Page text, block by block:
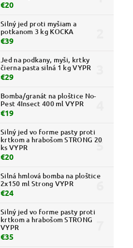
€20
Silný jed proti myšiam a
potkanom 3 kg KOCKA
€39
Jed na podkany, myši, krtky
čierna pasta silná 1 kg VYPR
€29
Bomba/granát na ploštice No-
Pest 4Insect 400 ml VYPR
€19
Silný jed vo forme pasty proti
krtkom a hrabošom STRONG 20
ks VYPR
€20
Silná hmlová bomba na ploštice
2x150 ml Strong VYPR
€24
Silný jed vo forme pasty proti
krtkom a hrabošom STRONG
VYPR
€35